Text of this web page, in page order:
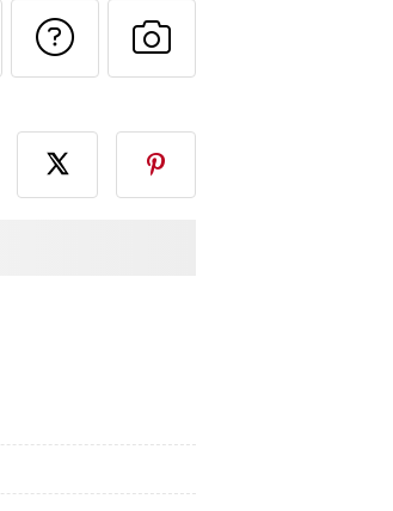
esta receita a um
Imprima esta página
Falar com o
Fez esta